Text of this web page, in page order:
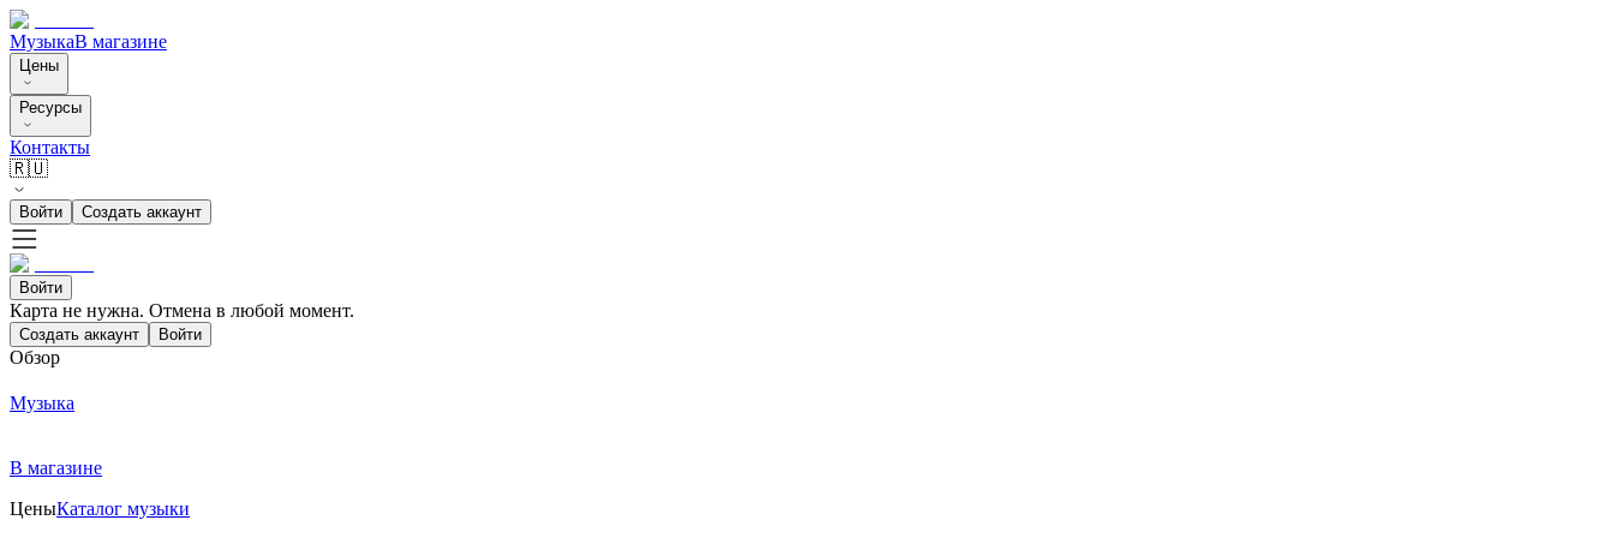
МузыкаВ магазине
Цены
Ресурсы
Контакты
🇷🇺
Войти Создать аккаунт
Войти
Карта не нужна. Отмена в любой момент.
Создать аккаунт Войти
Обзор
Музыка
В магазине
ЦеныКаталог музыки